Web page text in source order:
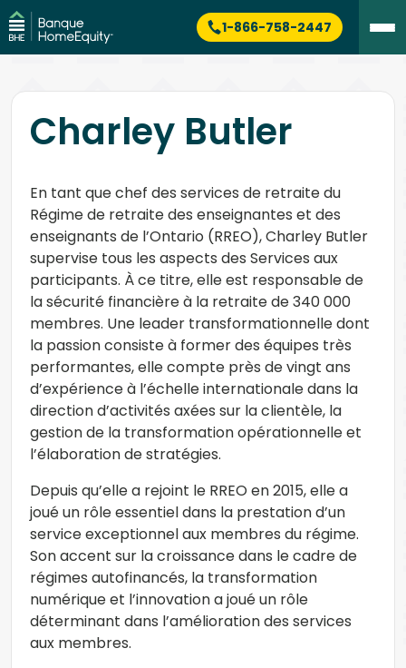
1-866-758-2447
Charley Butler
En tant que chef des services de retraite du
Régime de retraite des enseignantes et des
enseignants de l’Ontario (RREO), Charley Butler
supervise tous les aspects des Services aux
participants. À ce titre, elle est responsable de
la sécurité financière à la retraite de 340 000
membres. Une leader transformationnelle dont
la passion consiste à former des équipes très
performantes, elle compte près de vingt ans
d’expérience à l’échelle internationale dans la
direction d’activités axées sur la clientèle, la
gestion de la transformation opérationnelle et
l’élaboration de stratégies.
Depuis qu’elle a rejoint le RREO en 2015, elle a
joué un rôle essentiel dans la prestation d’un
service exceptionnel aux membres du régime.
Son accent sur la croissance dans le cadre de
régimes autofinancés, la transformation
numérique et l’innovation a joué un rôle
déterminant dans l’amélioration des services
aux membres.